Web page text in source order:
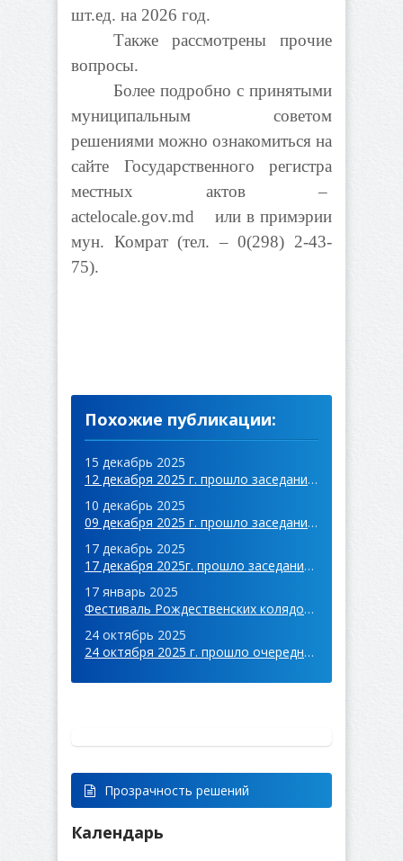
шт.ед. на 2026 год.
Также рассмотрены прочие
вопросы.
Более подробно с принятыми
муниципальным советом
решениями можно ознакомиться на
сайте Государственного регистра
местных актов –
actelocale.gov.md или в примэрии
мун. Комрат (тел. – 0(298) 2-43-
75).
Похожие публикации:
15 декабрь 2025
12 декабря 2025 г. прошло заседание местного совета с. Чок-Майдан.
10 декабрь 2025
09 декабря 2025 г. прошло заседание местного совета с. Конгазчик.
17 декабрь 2025
17 декабря 2025г. прошло заседание местного совета с. Дезгинжа.
17 январь 2025
Фестиваль Рождественских колядок "Halk Yeni Yil Adetleri"
24 октябрь 2025
24 октября 2025 г. прошло очередное заседание совета с. Конгаз.
Прозрачность решений
Календарь